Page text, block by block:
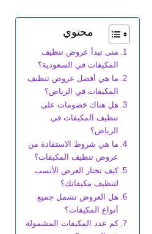
محتوي
متى تبدأ عروض تنظيف
المكيفات في السعودية؟
ما هي أفضل عروض تنظيف
المكيفات في الرياض؟
هل هناك خصومات على
تنظيف المكيفات في
الرياض؟
ما هي شروط الاستفادة من
عروض تنظيف المكيفات؟
كيف تختار العرض الأنسب
لتنظيف مكيفاتك؟
هل العروض تشمل جميع
أنواع المكيفات؟
كم عدد المكيفات المشمولة